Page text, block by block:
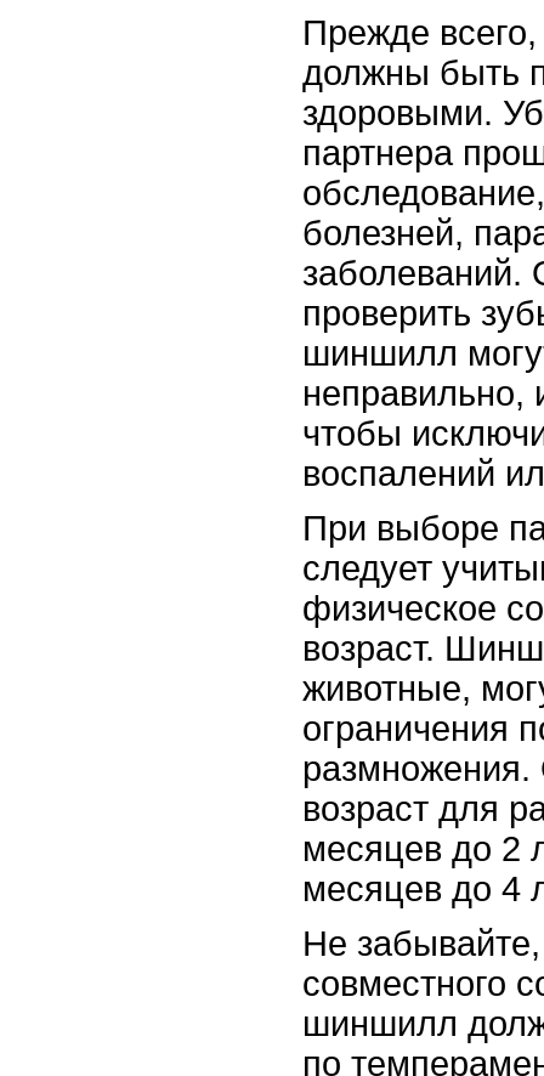
Прежде
должны быть
здоровыми.
партнера
болезней,
заболеваний.
проверить
шиншилл
неправильно,
чтобы
воспалений
При выборе
следует
физическое
возраст.
животные,
ограничения
возраст для
месяцев до 2
месяцев до 4
Не
совместного
шиншилл
по